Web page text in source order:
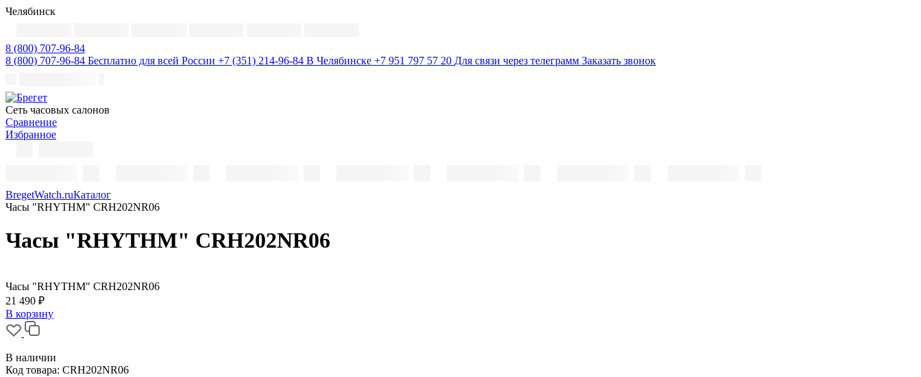
Челябинск
8 (800) 707-96-84
8 (800) 707-96-84 Бесплатно для всей России +7 (351) 214-96-84 В Челябинске +7 951 797 57 20 Для связи через телеграмм Заказать звонок
Cеть часовых салонов
Сравнение
Избранное
BregetWatch.ruКаталог
Часы "RHYTHM" CRH202NR06
Часы "RHYTHM" CRH202NR06
Часы "RHYTHM" CRH202NR06
21 490 ₽
В корзину
В наличии
Код товара: CRH202NR06